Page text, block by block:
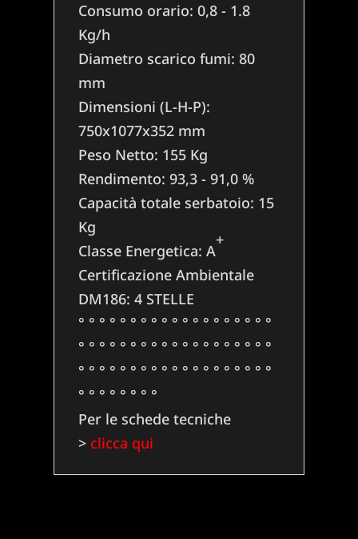
Consumo orario:0,8 - 1.8
Kg/h
Diametro scarico fumi:80
mm
Dimensioni (L-H-P):
750x1077x352 mm
Peso Netto: 155 Kg
Rendimento:93,3 - 91,0 %
Capacità totale serbatoio: 15
Kg
Classe Energetica:A
+
Certificazione Ambientale
DM186:4 STELLE
° ° ° ° ° ° ° ° ° ° ° ° ° ° ° ° ° ° °
° ° ° ° ° ° ° ° ° ° ° ° ° ° ° ° ° ° °
° ° ° ° ° ° ° ° ° ° ° ° ° ° ° ° ° ° °
° ° ° ° ° ° ° °
Per le schede tecniche
> clicca qui